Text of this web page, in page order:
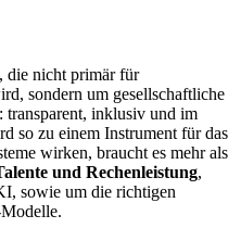
die nicht primär für
sondern um gesellschaftliche
transparent, inklusiv und im
so zu einem Instrument für das
wirken, braucht es mehr als
und Rechenleistung,
sowie um die richtigen